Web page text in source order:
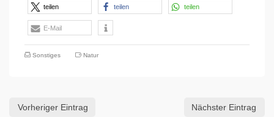
teilen teilen teilen
E-Mail
Sonstiges Natur
Vorheriger Eintrag Nächster Eintrag